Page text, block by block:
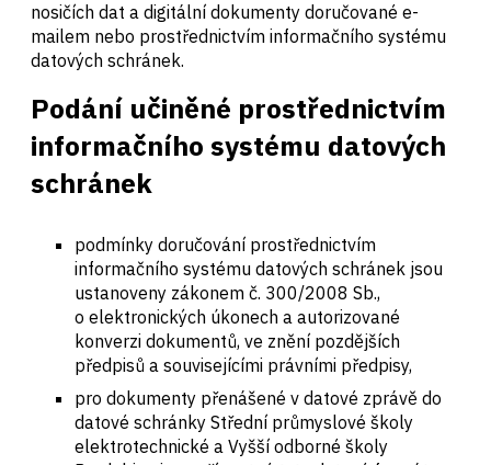
nosičích dat a digitální dokumenty doručované e-
mailem nebo prostřednictvím informačního systému
datových schránek.
Podání učiněné prostřednictvím
informačního systému datových
schránek
podmínky doručování prostřednictvím
informačního systému datových schránek jsou
ustanoveny zákonem č. 300/2008 Sb.,
o elektronických úkonech a autorizované
konverzi dokumentů, ve znění pozdějších
předpisů a souvisejícími právními předpisy,
pro dokumenty přenášené v datové zprávě do
datové schránky Střední průmyslové školy
elektrotechnické a Vyšší odborné školy